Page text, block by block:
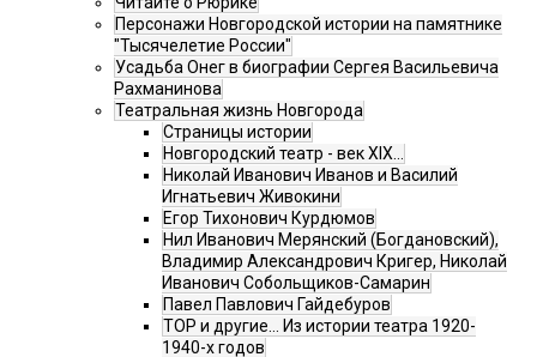
Персонажи Новгородской истории на памятнике
"Тысячелетие России"
Усадьба Онег в биографии Сергея Васильевича
Рахманинова
Театральная жизнь Новгорода
Страницы истории
Новгородский театр - век XIX…
Николай Иванович Иванов и Василий
Игнатьевич Живокини
Егор Тихонович Курдюмов
Нил Иванович Мерянский (Богдановский),
Владимир Александрович Кригер, Николай
Иванович Собольщиков-Самарин
Павел Павлович Гайдебуров
ТОР и другие… Из истории театра 1920-
1940-х годов